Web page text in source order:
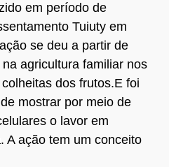
em período de
Tuiuty em
se deu a partir de
agricultura familiar nos
dos frutos.E foi
mostrar por meio de
o lavor em
A ação tem um conceito